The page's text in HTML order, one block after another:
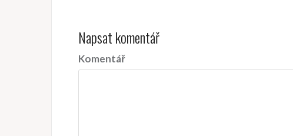
g
a
Napsat komentář
Komentář